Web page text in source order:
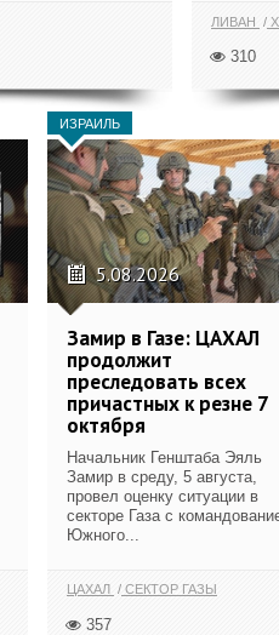
ЛИВАН
310
ИЗРАИЛЬ
5.08.2026
Замир в Газе: ЦАХАЛ
продолжит
преследовать всех
причастных к резне 7
октября
Начальник Генштаба Эяль
Замир в среду, 5 августа,
провел оценку ситуации в
секторе Газа с
Южного...
ЦАХАЛ СЕКТОР ГАЗЫ
357